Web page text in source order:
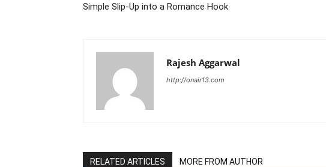
Simple Slip‑Up into a Romance Hook
Rajesh Aggarwal
http://onair13.com
RELATED ARTICLES MORE FROM AUTHOR